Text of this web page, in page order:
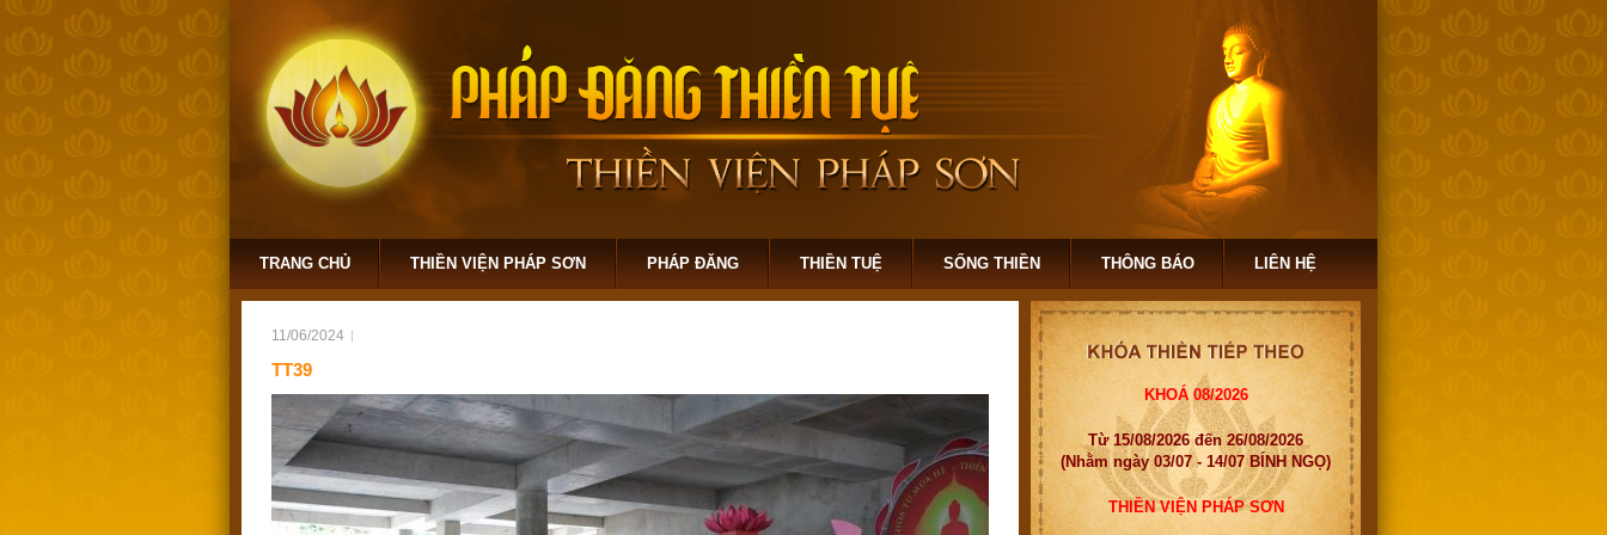
TRANG CHỦ THIỀN VIỆN PHÁP SƠN PHÁP ĐĂNG THIỀN TUỆ SỐNG THIỀN THÔNG BÁO LIÊN HỆ
11/06/2024
TT39
KHOÁ 08/2026
Từ 15/08/2026 đến 26/08/2026
(Nhằm ngày 03/07 - 14/07 BÍNH NGỌ)
THIỀN VIỆN PHÁP SƠN